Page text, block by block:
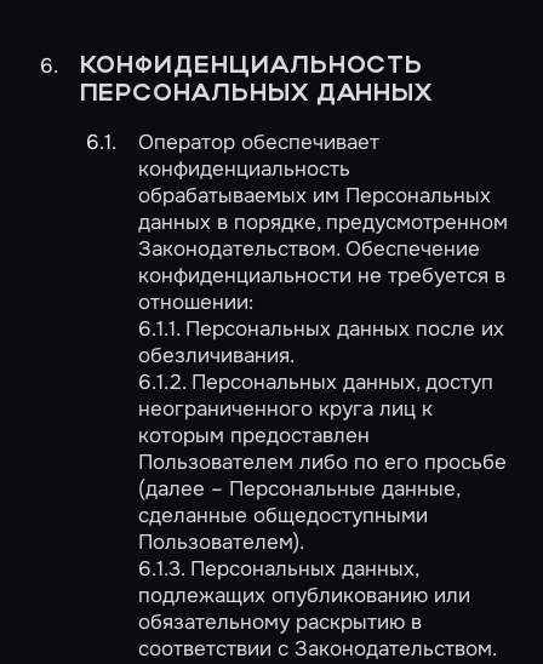
КОНФИДЕНЦИАЛЬНОСТЬ
ПЕРСОНАЛЬНЫХ ДАННЫХ
Оператор обеспечивает
конфиденциальность
обрабатываемых им Персональных
данных в порядке, предусмотренном
Законодательством. Обеспечение
конфиденциальности не требуется в
отношении:
6.1.1. Персональных данных после их
обезличивания.
6.1.2. Персональных данных, доступ
неограниченного круга лиц к
которым предоставлен
Пользователем либо по его просьбе
(далее – Персональные данные,
сделанные общедоступными
Пользователем).
6.1.3. Персональных данных,
подлежащих опубликованию или
обязательному раскрытию в
соответствии с Законодательством.